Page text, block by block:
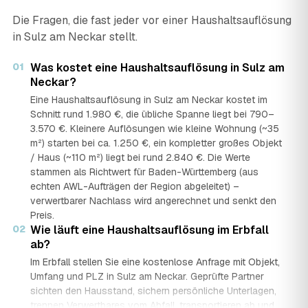
Die Fragen, die fast jeder vor einer Haushaltsauflösung
in Sulz am Neckar stellt.
01 Was kostet eine Haushaltsauflösung in Sulz am
Neckar?
Eine Haushaltsauflösung in Sulz am Neckar kostet im
Schnitt rund 1.980 €, die übliche Spanne liegt bei 790–
3.570 €. Kleinere Auflösungen wie kleine Wohnung (~35
m²) starten bei ca. 1.250 €, ein kompletter großes Objekt
/ Haus (~110 m²) liegt bei rund 2.840 €. Die Werte
stammen als Richtwert für Baden-Württemberg (aus
echten AWL-Aufträgen der Region abgeleitet) –
verwertbarer Nachlass wird angerechnet und senkt den
Preis.
02 Wie läuft eine Haushaltsauflösung im Erbfall
ab?
Im Erbfall stellen Sie eine kostenlose Anfrage mit Objekt,
Umfang und PLZ in Sulz am Neckar. Geprüfte Partner
sichten den Hausstand, sichern persönliche Unterlagen,
trennen Verwertbares vom Abfall, transportieren ab und